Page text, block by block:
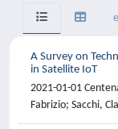
A Survey on
in Satellite IoT
2021-01-01
Fabrizio; Sacchi,